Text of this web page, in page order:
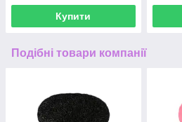
Купити
Подібні товари компанії